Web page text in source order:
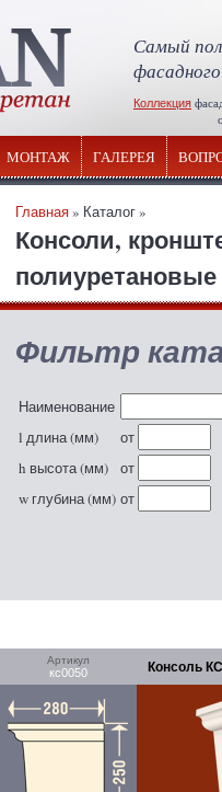
Самый
Коллекция
МОНТАЖ ГАЛЕРЕЯ
Главная» Каталог »
Консоли,
полиуретановые
Фильтр
Наименование
l длина (мм)
от
h высота (мм)
от
w глубина (мм) от
Артикул
кс0050 Консоль